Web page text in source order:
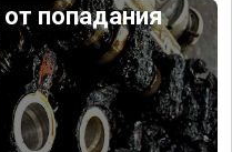
попадания